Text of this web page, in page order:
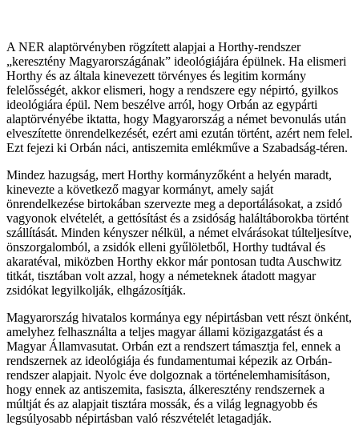
A NER alaptörvényben rögzített alapjai a Horthy-rendszer
„keresztény Magyarországának” ideológiájára épülnek. Ha elismeri
Horthy és az általa kinevezett törvényes és legitim kormány
felelősségét, akkor elismeri, hogy a rendszere egy népirtó, gyilkos
ideológiára épül. Nem beszélve arról, hogy Orbán az egypárti
alaptörvényébe iktatta, hogy Magyarország a német bevonulás után
elveszítette önrendelkezését, ezért ami ezután történt, azért nem felel.
Ezt fejezi ki Orbán náci, antiszemita emlékműve a Szabadság-téren.
Mindez hazugság, mert Horthy kormányzőként a helyén maradt,
kinevezte a következő magyar kormányt, amely saját
önrendelkezése birtokában szervezte meg a deportálásokat, a zsidó
vagyonok elvételét, a gettósítást és a zsidóság haláltáborokba történt
szállítását. Minden kényszer nélkül, a német elvárásokat túlteljesítve,
önszorgalomból, a zsidók elleni gyűlöletből, Horthy tudtával és
akaratéval, miközben Horthy ekkor már pontosan tudta Auschwitz
titkát, tisztában volt azzal, hogy a németeknek átadott magyar
zsidókat legyilkolják, elhgázosítják.
Magyarország hivatalos kormánya egy népirtásban vett részt önként,
amelyhez felhasználta a teljes magyar állami közigazgatást és a
Magyar Államvasutat. Orbán ezt a rendszert támasztja fel, ennek a
rendszernek az ideológiája és fundamentumai képezik az Orbán-
rendszer alapjait. Nyolc éve dolgoznak a történelemhamisításon,
hogy ennek az antiszemita, fasiszta, álkeresztény rendszernek a
múltját és az alapjait tisztára mossák, és a világ legnagyobb és
legsúlyosabb népirtásban való részvételét letagadják.